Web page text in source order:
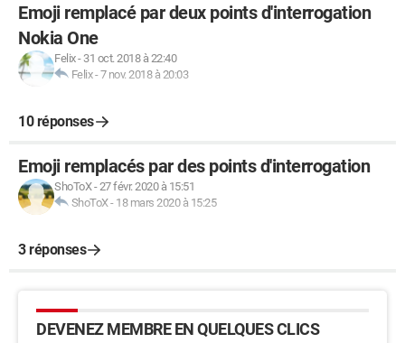
Emoji remplacé par deux points d'interrogation
Nokia One
Felix- 31 oct. 2018 à 22:40
Felix-7 nov. 2018 à 20:03
10 réponses
Emoji remplacés par des points d'interrogation
ShoToX-27 févr. 2020 à 15:51
ShoToX- 18 mars 2020 à 15:25
3 réponses
DEVENEZ MEMBRE EN QUELQUES CLICS